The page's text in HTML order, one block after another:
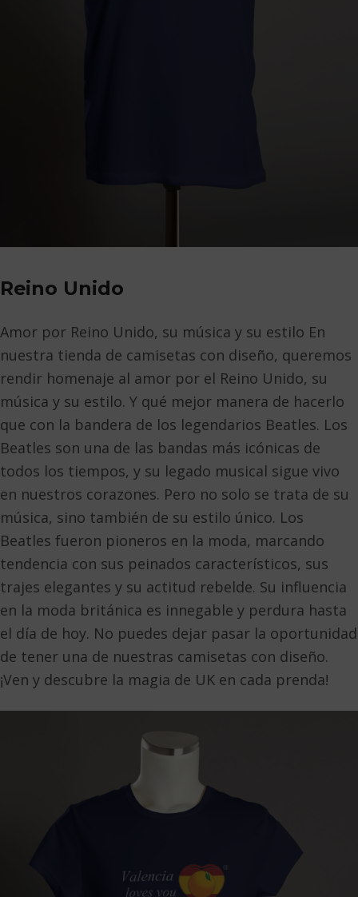
Reino Unido
Amor por Reino Unido, su música y su estilo En
nuestra tienda de camisetas con diseño, queremos
rendir homenaje al amor por el Reino Unido, su
música y su estilo. Y qué mejor manera de hacerlo
que con la bandera de los legendarios Beatles. Los
Beatles son una de las bandas más icónicas de
todos los tiempos, y su legado musical sigue vivo
en nuestros corazones. Pero no solo se trata de su
música, sino también de su estilo único. Los
Beatles fueron pioneros en la moda, marcando
tendencia con sus peinados característicos, sus
trajes elegantes y su actitud rebelde. Su influencia
en la moda británica es innegable y perdura hasta
el día de hoy. No puedes dejar pasar la oportunidad
de tener una de nuestras camisetas con diseño.
¡Ven y descubre la magia de UK en cada prenda!